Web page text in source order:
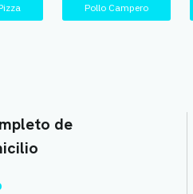
Pollo Campero
de